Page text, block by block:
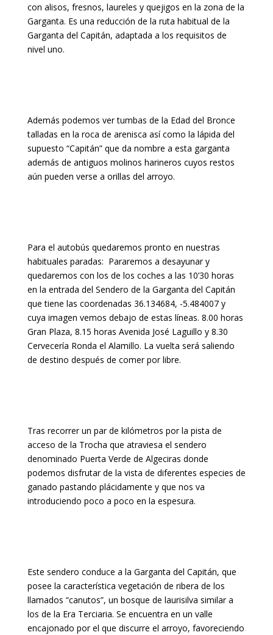
con alisos, fresnos, laureles y quejigos en la zona de la
Garganta. Es una reducción de la ruta habitual de la
Garganta del Capitán, adaptada a los requisitos de
nivel uno.
Además podemos ver tumbas de la Edad del Bronce
talladas en la roca de arenisca así como la lápida del
supuesto “Capitán” que da nombre a esta garganta
además de antiguos molinos harineros cuyos restos
aún pueden verse a orillas del arroyo.
Para el autobús quedaremos pronto en nuestras
habituales paradas: Pararemos a desayunar y
quedaremos con los de los coches a las 10’30 horas
en la entrada del Sendero de la Garganta del Capitán
que tiene las coordenadas 36.134684, -5.484007 y
cuya imagen vemos debajo de estas líneas. 8.00 horas
Gran Plaza, 8.15 horas Avenida José Laguillo y 8.30
Cervecería Ronda el Alamillo. La vuelta será saliendo
de destino después de comer por libre.
Tras recorrer un par de kilómetros por la pista de
acceso de la Trocha que atraviesa el sendero
denominado Puerta Verde de Algeciras donde
podemos disfrutar de la vista de diferentes especies de
ganado pastando plácidamente y que nos va
introduciendo poco a poco en la espesura.
Este sendero conduce a la Garganta del Capitán, que
posee la característica vegetación de ribera de los
llamados “canutos”, un bosque de laurisilva similar a
los de la Era Terciaria. Se encuentra en un valle
encajonado por el que discurre el arroyo, favoreciendo